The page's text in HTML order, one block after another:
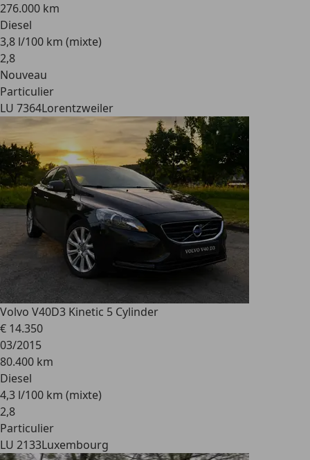
276.000 km
Diesel
3,8 l/100 km (mixte)
2,8
Nouveau
Particulier
LU 7364Lorentzweiler
Volvo V40D3 Kinetic 5 Cylinder
€ 14.350
03/2015
80.400 km
Diesel
4,3 l/100 km (mixte)
2,8
Particulier
LU 2133Luxembourg